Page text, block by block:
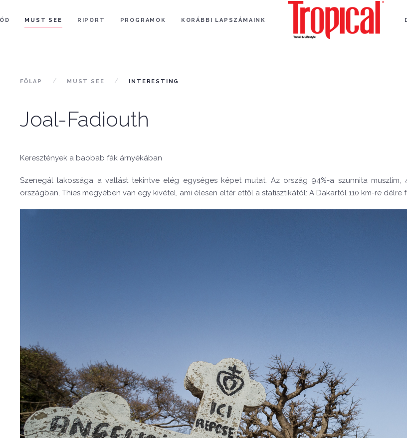
MUST SEE RIPORT PROGRAMOK KORÁBBI LAPSZÁMAINK
FŐLAP MUST SEE INTERESTING
Joal-Fadiouth
Keresztények a baobab fák árnyékában
Szenegál lakossága a vallást tekintve elég egységes képet mutat. Az ország 94%-a szunnita
országban, Thies megyében van egy kivétel, ami élesen eltér ettől a statisztikától: A Dakartól 110 km-re